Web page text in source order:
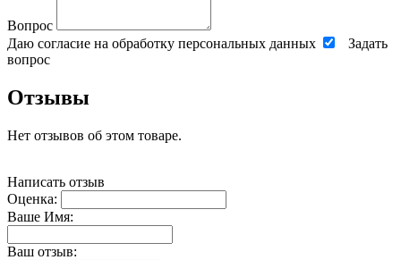
Вопрос
Даю согласие на обработку персональных данных
Задать
вопрос
Отзывы
Нет отзывов об этом товаре.
Написать отзыв
Оценка:
Ваше Имя:
Ваш отзыв: